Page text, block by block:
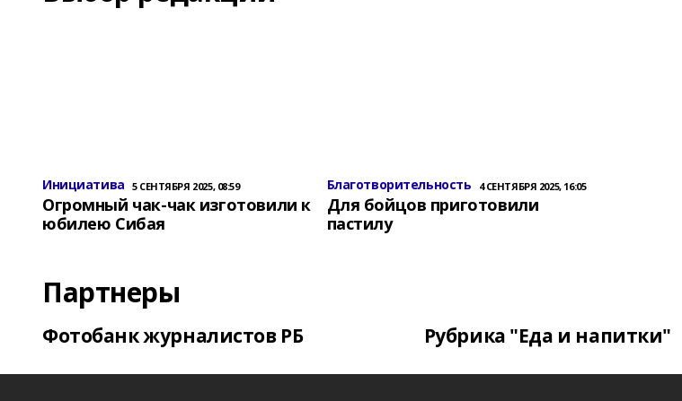
Инициатива 5 СЕНТЯБРЯ 2025, 08:59
Огромный чак-чак изготовили к
юбилею Сибая
Благотворительность 4 СЕНТЯБРЯ 2025, 16:05
Для бойцов приготовили
пастилу
Партнеры
Фотобанк журналистов РБ Рубрика "Еда и напитки"